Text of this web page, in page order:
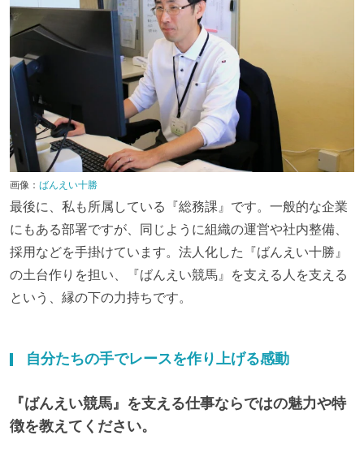
画像： ばんえい十勝
最後に、私も所属している『総務課』です。一般的な企業
にもある部署ですが、同じように組織の運営や社内整備、
採用などを手掛けています。法人化した『ばんえい十勝』
の土台作りを担い、『ばんえい競馬』を支える人を支える
という、縁の下の力持ちです。
自分たちの手でレースを作り上げる感動
『ばんえい競馬』を支える仕事ならではの魅力や特
徴を教えてください。